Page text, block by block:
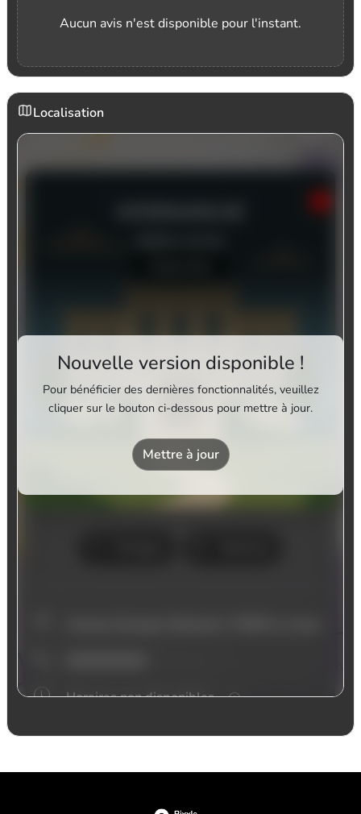
Aucun avis n'est disponible pour l'instant.
Localisation